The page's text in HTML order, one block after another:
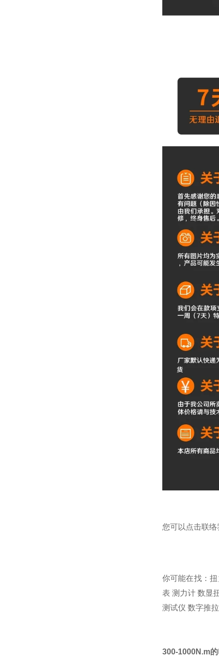
您可以点击联络
你可能在找：
表 测力计 数显
测试仪 数字推
300-1000N.m